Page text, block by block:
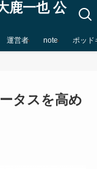
鹿一也 公
運営者 note ポッド
タスを高め